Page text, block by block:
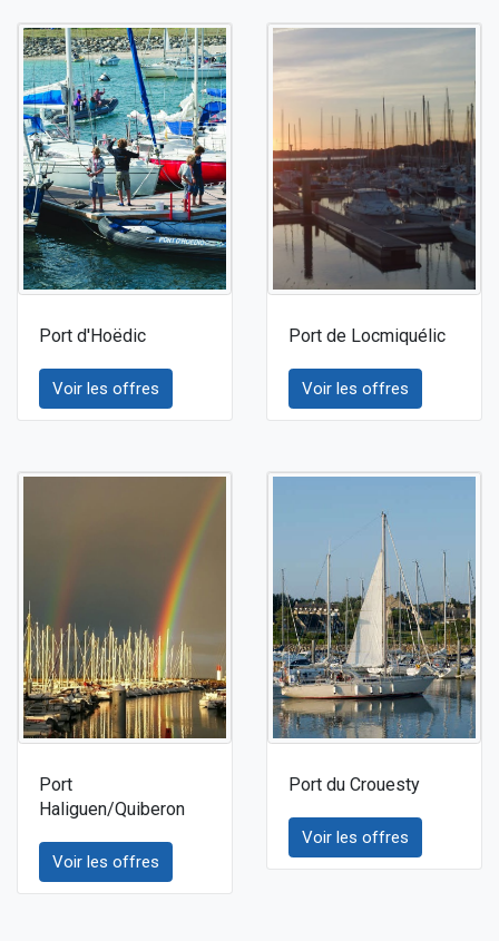
Port d'Hoëdic
Voir les offres
Port de Locmiquélic
Voir les offres
Port
Haliguen/Quiberon
Voir les offres
Port du Crouesty
Voir les offres